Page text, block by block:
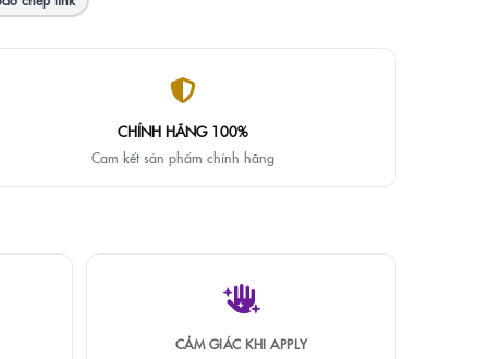
CHÍNH HÃNG 100%
Cam kết sản phẩm chính hãng
CẢM GIÁC KHI APPLY